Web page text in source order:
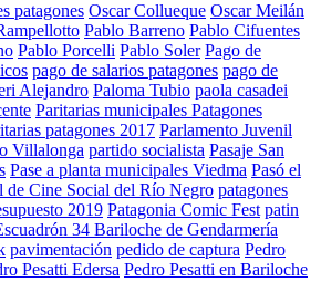
patagones Oscar Collueque Oscar Meilán
Pablo Barreno Pablo Cifuentes
Pablo Porcelli Pablo Soler Pago de
pago de salarios patagones pago de
Alejandro Paloma Tubio paola casadei
Paritarias municipales Patagones
patagones 2017 Parlamento Juvenil
Villalonga partido socialista Pasaje San
Pase a planta municipales Viedma Pasó el
de Cine Social del Río Negro patagones
2019 Patagonia Comic Fest patin
34 Bariloche de Gendarmería
pavimentación pedido de captura Pedro
Pesatti Edersa Pedro Pesatti en Bariloche